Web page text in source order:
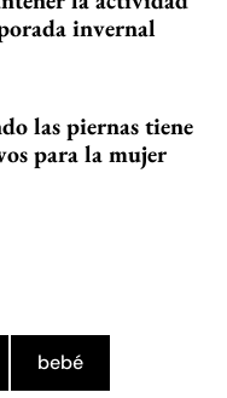
invernal
las piernas tiene
para la mujer
bebé